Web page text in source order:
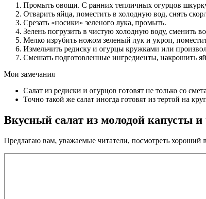
Промыть овощи. С ранних тепличных огурцов
Отварить яйца, поместить в холодную вод, снять
Срезать «носики» зеленого лука, промыть.
Зелень погрузить в чистую холодную воду, сменить
Мелко изрубить ножом зеленый лук и укроп,
Измельчить редиску и огурцы кружками или
Смешать подготовленные ингредиенты, накрошить
Мои замечания
Салат из редиски и огурцов готовят не только со
Точно такой же салат иногда готовят из тертой на
Вкусный салат из молодой капусты и
Предлагаю вам, уважаемые читатели, посмотреть хороший